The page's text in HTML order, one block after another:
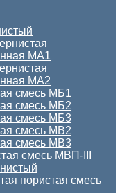
МА1
МА2
смесь МБ1
смесь МБ2
смесь МБ3
смесь МВ2
смесь МВ3
смесь МВП-III
пористая смесь